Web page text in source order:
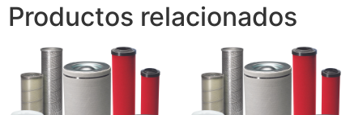
Productos relacionados